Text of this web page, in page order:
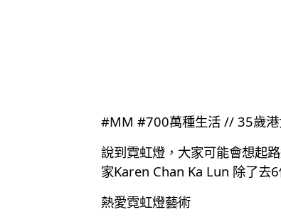
#MM #700萬種生活 // 35歲港
說到霓虹燈，大家可能會想起
家Karen Chan Ka Lun 除了去
熱愛霓虹燈藝術